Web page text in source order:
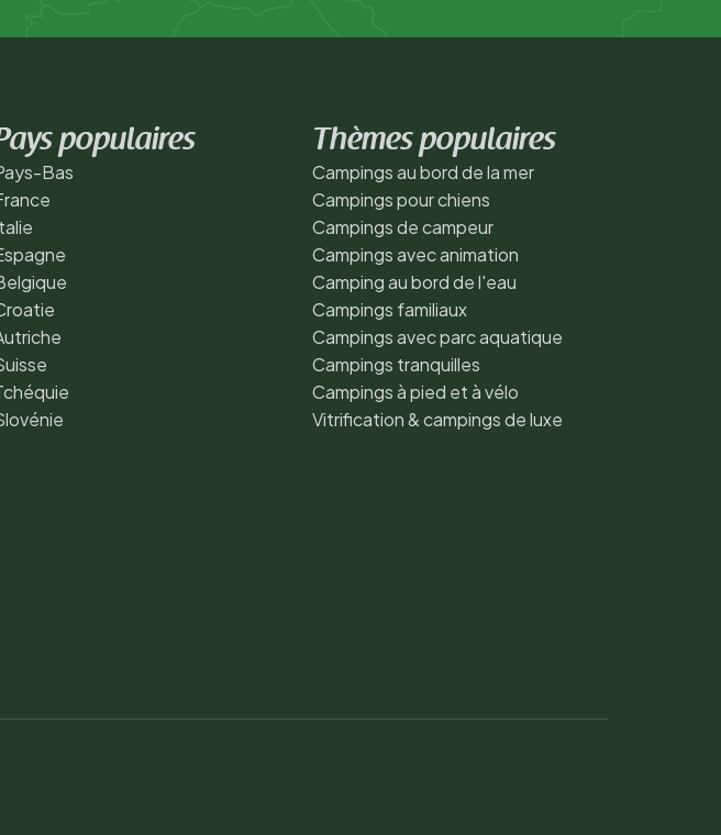
populaires
Bas
Thèmes populaires
Campings au bord de la mer
Campings pour chiens
Campings de campeur
Campings avec animation
Camping au bord de l'eau
Campings familiaux
Campings avec parc aquatique
Campings tranquilles
Campings à pied et à vélo
Vitrification & campings de luxe